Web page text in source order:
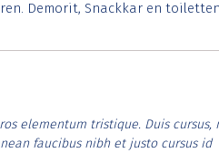
Demorit, Snackkar en
elementum tristique. Duis cursus,
faucibus nibh et justo cursus id